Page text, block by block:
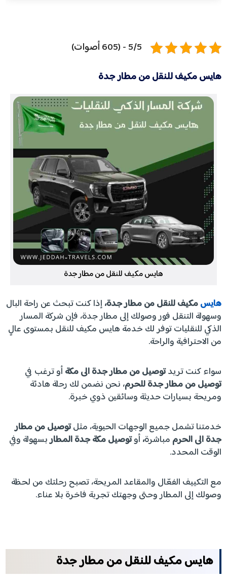
5/5 - (605 أصوات)
هايس مكيف للنقل من مطار جدة
هايس مكيف للنقل من مطار جدة
هايسمكيف للنقل من مطار جدة،إذا كنت تبحث عن راحة البال
وسهولة التنقل فور وصولك إلى مطار جدة، فإن شركة المسار
الذكي للنقليات توفر لك خدمة هايس مكيف للنقل بمستوى عالٍ
من الاحترافية والراحة.
سواء كنت تريدتوصيل من مطار جدة الى مكةأو ترغب في
توصيل من مطار جدة للحرم، نحن نضمن لك رحلة هادئة
ومريحة بسيارات حديثة وسائقين ذوي خبرة.
خدمتنا تشمل جميع الوجهات الحيوية، مثلتوصيل من مطار
جدة الى الحرم مباشرة،أوتوصيل مكة جدة المطاربسهولة وفي
الوقت المحدد.
مع التكييف الفعّال والمقاعد المريحة، تصبح رحلتك من لحظة
وصولك إلى المطار وحتى وجهتك تجربة فاخرة بلا عناء.
هايس مكيف للنقل من مطار جدة